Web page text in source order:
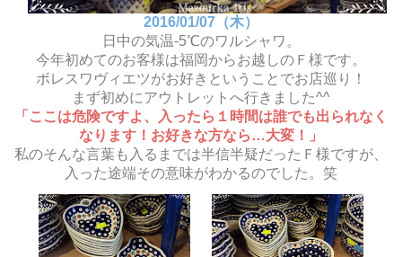
2016/01/07（木）
日中の気温-5℃のワルシャワ。
今年初めてのお客様は福岡からお越しのＦ様です。
ボレスワヴィエツがお好きということでお店巡り！
まず初めにアウトレットへ行きました^^
「ここは危険ですよ、入ったら１時間は誰でも出られなく
なります！お好きな方なら…大変！」
私のそんな言葉も入るまでは半信半疑だったＦ様ですが、
入った途端その意味がわかるのでした。笑